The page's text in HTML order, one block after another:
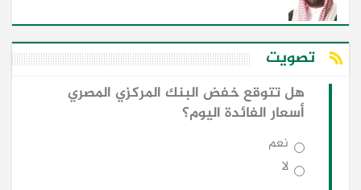
تصويت
هل تتوقع خفض البنك المركزي المصري
أسعار الفائدة اليوم؟
نعم
لا